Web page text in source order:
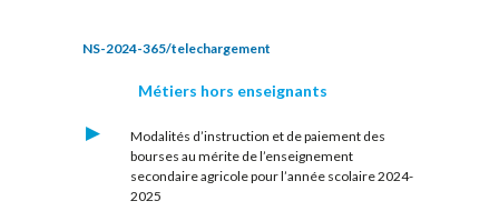
NS-2024-365/telechargement
Métiers hors enseignants
Modalités d’instruction et de paiement des
bourses au mérite de l’enseignement
secondaire agricole pour l’année scolaire 2024-
2025